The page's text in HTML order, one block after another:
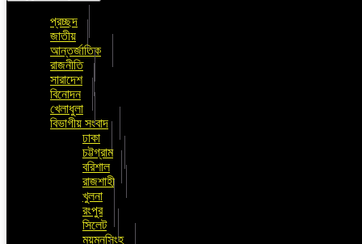
প্রচ্ছদ
জাতীয়
আন্তর্জাতিক
রাজনীতি
সারাদেশ
বিনোদন
খেলাধুলা
বিভাগীয় সংবাদ
ঢাকা
চট্টগ্রাম
বরিশাল
রাজশাহী
খুলনা
রংপুর
সিলেট
ময়মনসিংহ